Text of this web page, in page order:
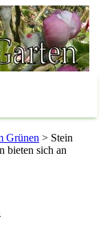
Grünen > Stein
bieten sich an